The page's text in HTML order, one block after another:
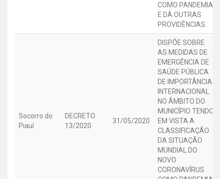
COMO PANDEMIA,
E DÁ OUTRAS
PROVIDÊNCIAS.
Socorro do
Piauí
DECRETO
13/2020
31/05/2020
DISPÕE SOBRE
AS MEDIDAS DE
EMERGÊNCIA DE
SAÚDE PÚBLICA
DE IMPORTÂNCIA
INTERNACIONAL
NO ÂMBITO DO
MUNICÍPIO TENDO
EM VISTA A
CLASSIFICAÇÃO
DA SITUAÇÃO
MUNDIAL DO
NOVO
CORONAVÍRUS